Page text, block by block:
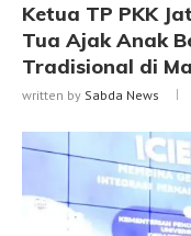
Ketua TP PKK
Tua Ajak Anak
Tradisional di
written by Sabda News